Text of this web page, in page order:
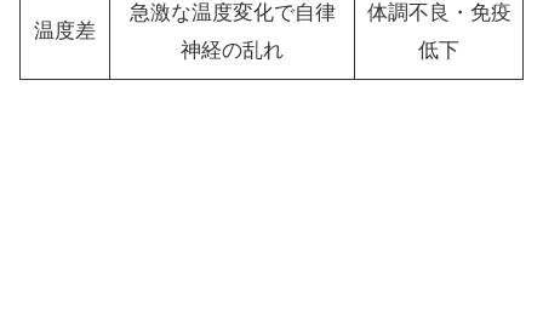
温度差
急激な温度変化で自律
神経の乱れ
体調不良・免疫
低下